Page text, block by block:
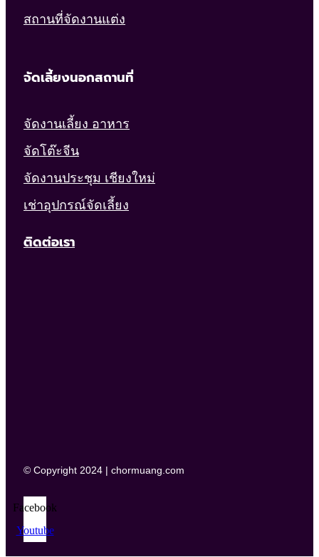
สถานที่จัดงานแต่ง
จัดเลี้ยงนอกสถานที่
จัดงานเลี้ยง อาหาร
จัดโต๊ะจีน
จัดงานประชุม เชียงใหม่
เช่าอุปกรณ์จัดเลี้ยง
ติดต่อเรา
© Copyright 2024 | chormuang.com
Facebook
Youtube